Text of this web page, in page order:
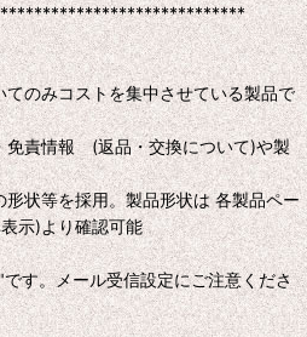
のみコストを集中させている製品で
免責情報 (返品・交換について)や製
状等を採用。製品形状は 各製品ペー
示)より確認可能
す。メール受信設定にご注意くださ